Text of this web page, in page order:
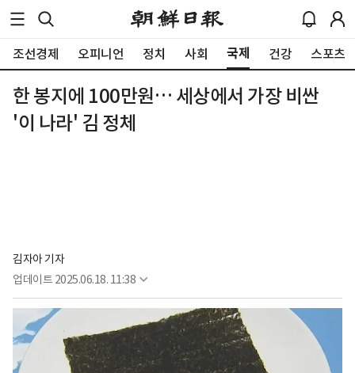
조선경제 오피니언 정치 사회 국제 건강 스포츠
한 봉지에 100만원… 세상에서 가장 비싼
'이 나라' 김 정체
김자아 기자
업데이트 2025.06.18. 11:38